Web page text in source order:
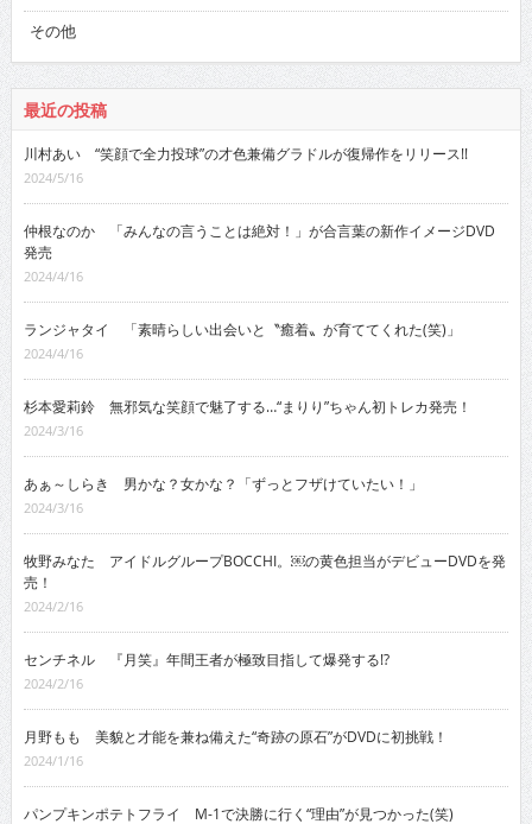
その他
最近の投稿
川村あい “笑顔で全力投球”の才色兼備グラドルが復帰作をリリース!!
2024/5/16
仲根なのか 「みんなの言うことは絶対！」が合言葉の新作イメージDVD
発売
2024/4/16
ランジャタイ 「素晴らしい出会いと〝癒着〟が育ててくれた(笑)」
2024/4/16
杉本愛莉鈴 無邪気な笑顔で魅了する…“まりり”ちゃん初トレカ発売！
2024/3/16
あぁ～しらき 男かな？女かな？「ずっとフザけていたい！」
2024/3/16
牧野みなた アイドルグループBOCCHI。￼の黄色担当がデビューDVDを発
売！
2024/2/16
センチネル 『月笑』年間王者が極致目指して爆発する!?
2024/2/16
月野もも 美貌と才能を兼ね備えた“奇跡の原石”がDVDに初挑戦！
2024/1/16
パンプキンポテトフライ M-1で決勝に行く“理由”が見つかった(笑)